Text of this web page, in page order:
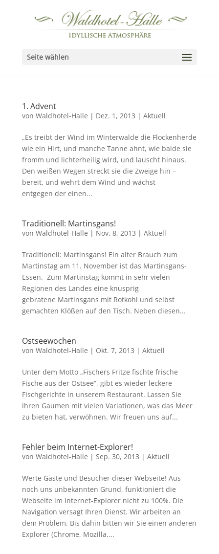
Seite wählen
1. Advent
von Waldhotel-Halle | Dez. 1, 2013 | Aktuell
„Es treibt der Wind im Winterwalde die Flockenherde
wie ein Hirt, und manche Tanne ahnt, wie balde sie
fromm und lichterheilig wird, und lauscht hinaus.
Den weißen Wegen streckt sie die Zweige hin –
bereit, und wehrt dem Wind und wächst
entgegen der einen...
Traditionell: Martinsgans!
von Waldhotel-Halle | Nov. 8, 2013 | Aktuell
Traditionell: Martinsgans! Ein alter Brauch zum
Martinstag am 11. November ist das Martinsgans-
Essen. Zum Martinstag kommt in sehr vielen
Regionen des Landes eine knusprig
gebratene Martinsgans mit Rotkohl und selbst
gemachten Klößen auf den Tisch. Neben diesen...
Ostseewochen
von Waldhotel-Halle | Okt. 7, 2013 | Aktuell
Unter dem Motto „Fischers Fritze fischte frische
Fische aus der Ostsee“, gibt es wieder leckere
Fischgerichte in unserem Restaurant. Lassen Sie
ihren Gaumen mit vielen Variationen, was das Meer
zu bieten hat, verwöhnen. Wir freuen uns auf...
Fehler beim Internet-Explorer!
von Waldhotel-Halle | Sep. 30, 2013 | Aktuell
Werte Gäste und Besucher dieser Webseite! Aus
noch uns unbekannten Grund, funktioniert die
Webseite im Internet-Explorer nicht zu 100%. Die
Navigation versagt Ihren Dienst. Wir arbeiten an
dem Problem. Bis dahin bitten wir Sie einen anderen
Explorer (Chrome, Mozilla,...